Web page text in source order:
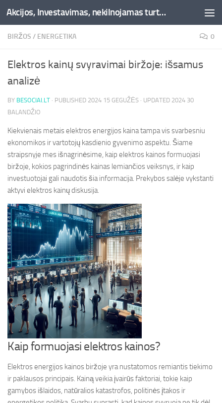
Skip to content Akcijos, Investavimas, nekilnojamas turtas, kriptovaliutos - Besociai.lt
BIRŽOS / ENERGETIKA 0
Elektros kainų svyravimai biržoje: išsamus
analizė
BY BESOCIAI.LT · PUBLISHED 2024 15 GEGUŽĖS · UPDATED 2024 30
BALANDŽIO
Kiekvienais metais elektros energijos kaina tampa vis svarbesniu
ekonomikos ir vartotojų kasdienio gyvenimo aspektu. Šiame
straipsnyje mes išnagrinėsime, kaip elektros kainos formuojasi
biržoje, kokios pagrindinės kainas lemiančios veiksnys, ir kaip
investuotojai gali naudotis šia informacija. Prekybos salėje vykstanti
aktyvi elektros kainų diskusija.
Kaip formuojasi elektros kainos?
Elektros energijos kainos biržoje yra nustatomos remiantis tiekimo
ir paklausos principais. Kainą veikia įvairūs faktoriai, tokie kaip
gamybos išlaidos, natūralios katastrofos, politinės įtakos ir